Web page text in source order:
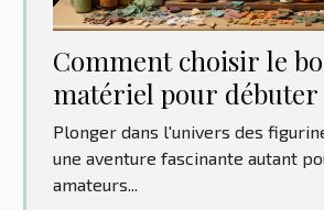
Comment choisir le
matériel pour débuter
monde des figurines
Plonger dans l'univers des
une aventure fascinante autant
amateurs...